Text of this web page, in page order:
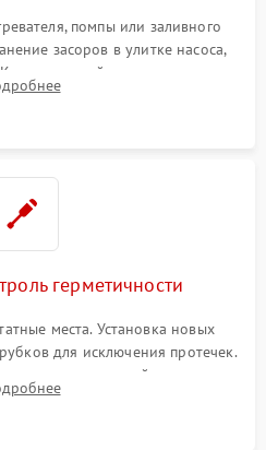
помпы или заливного
засоров в улитке насоса,
ремонт платы
поврежденной проводки.
герметичности
места. Установка новых
для исключения протечек.
гидравлической системы,
датчика поплавка.